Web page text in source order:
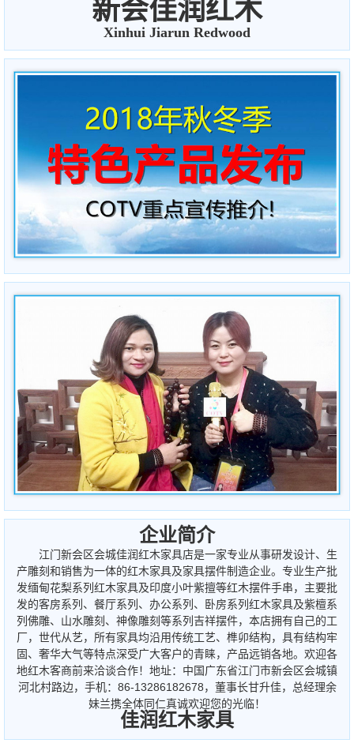
新会佳润红木
Xinhui Jiarun Redwood
企业简介
江门新会区会城佳润红木家具店是一家专业从事研发设计、生
产雕刻和销售为一体的红木家具及家具摆件制造企业。专业生产批
发缅甸花梨系列红木家具及印度小叶紫擅等红木摆件手串，主要批
发的客房系列、餐厅系列、办公系列、卧房系列红木家具及紫檀系
列佛雕、山水雕刻、神像雕刻等系列吉祥摆件，本店拥有自己的工
厂，世代从艺，所有家具均沿用传统工艺、榫卯结构，具有结构牢
固、奢华大气等特点深受广大客户的青睐，产品远销各地。欢迎各
地红木客商前来洽谈合作！地址：中国广东省江门市新会区会城镇
河北村路边，手机：86-13286182678，董事长甘升佳，总经理余
妹兰携全体同仁真诚欢迎您的光临！
佳润红木家具